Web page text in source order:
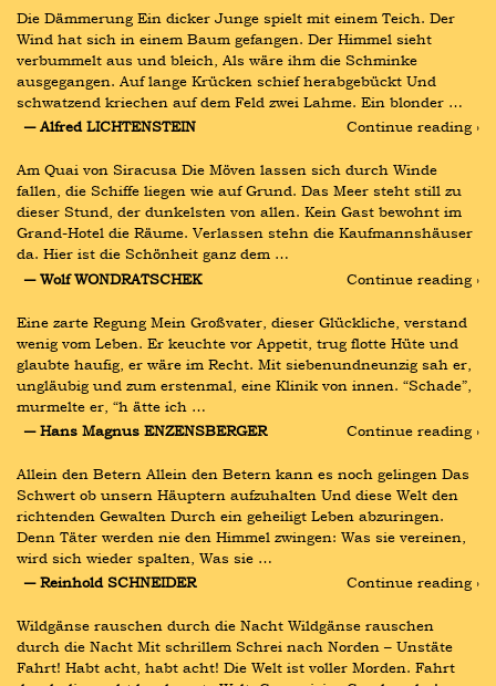
Die Dämmerung Ein dicker Junge spielt mit einem Teich. Der
Wind hat sich in einem Baum gefangen. Der Himmel sieht
verbummelt aus und bleich, Als wäre ihm die Schminke
ausgegangen. Auf lange Krücken schief herabgebückt Und
schwatzend kriechen auf dem Feld zwei Lahme. Ein blonder …
― Alfred LICHTENSTEIN
Continue reading ›
Am Quai von Siracusa Die Möven lassen sich durch Winde
fallen, die Schiffe liegen wie auf Grund. Das Meer steht still zu
dieser Stund, der dunkelsten von allen. Kein Gast bewohnt im
Grand-Hotel die Räume. Verlassen stehn die Kaufmannshäuser
da. Hier ist die Schönheit ganz dem …
― Wolf WONDRATSCHEK
Continue reading ›
Eine zarte Regung Mein Großvater, dieser Glückliche, verstand
wenig vom Leben. Er keuchte vor Appetit, trug flotte Hüte und
glaubte haufig, er wäre im Recht. Mit siebenundneunzig sah er,
ungläubig und zum erstenmal, eine Klinik von innen. “Schade”,
murmelte er, “h ätte ich …
― Hans Magnus ENZENSBERGER
Continue reading ›
Allein den Betern Allein den Betern kann es noch gelingen Das
Schwert ob unsern Häuptern aufzuhalten Und diese Welt den
richtenden Gewalten Durch ein geheiligt Leben abzuringen.
Denn Täter werden nie den Himmel zwingen: Was sie vereinen,
wird sich wieder spalten, Was sie …
― Reinhold SCHNEIDER
Continue reading ›
Wildgänse rauschen durch die Nacht Wildgänse rauschen
durch die Nacht Mit schrillem Schrei nach Norden – Unstäte
Fahrt! Habt acht, habt acht! Die Welt ist voller Morden. Fahrt